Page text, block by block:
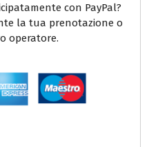
con PayPal?
la tua prenotazione o
operatore.